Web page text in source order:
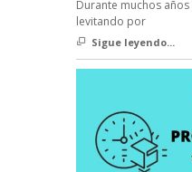
Durante muchos
levitando por
Sigue leyendo...